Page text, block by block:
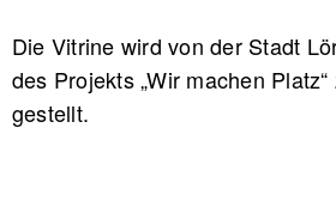
Die Vitrine wird von der Stadt
des Projekts „Wir machen
gestellt.